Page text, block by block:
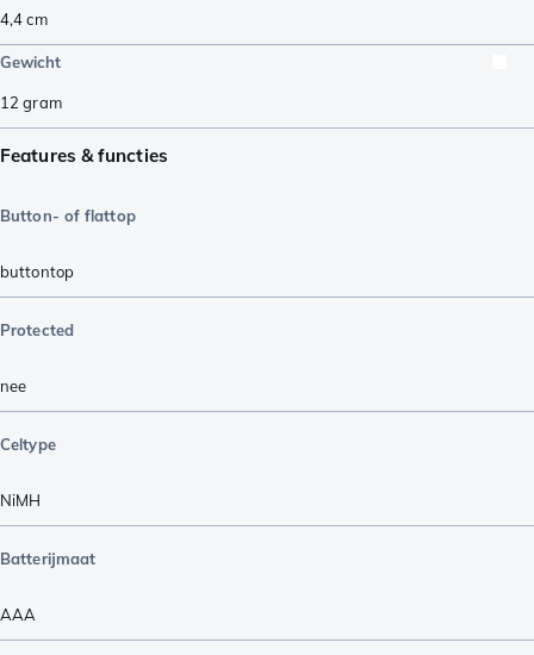
4,4cm
Gewicht
12 gram
Features & functies
Button- of flattop
buttontop
Protected
nee
Celtype
NiMH
Batterijmaat
AAA